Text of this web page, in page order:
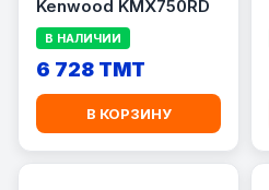
Kenwood KMX750RD
В НАЛИЧИИ
6 728 TMT
В КОРЗИНУ